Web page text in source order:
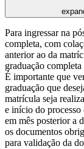
Para ingressar na
completa, com
anterior ao da
graduação
É importante que
graduação que
matrícula seja
e início do
em mês posterior a
os documentos
para validação da